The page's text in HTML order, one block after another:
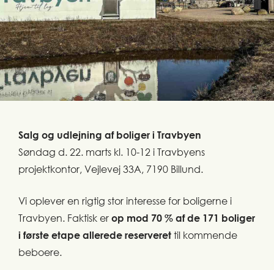
Salg og udlejning af boliger i Travbyen
Søndag d. 22. marts kl. 10-12 i Travbyens
projektkontor, Vejlevej 33A, 7190 Billund.
Vi oplever en rigtig stor interesse for boligerne i
Travbyen. Faktisk er op mod 70 % af de 171 boliger
i første etape allerede reserveret til kommende
beboere.